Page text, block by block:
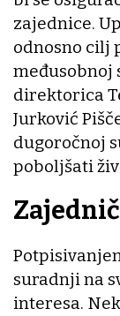
zajednice.
odnosno cilj
međusobnoj
direktorica
Jurković
dugoročnoj
poboljšati
suradnji na
interesa.